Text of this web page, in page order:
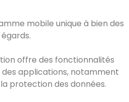
mobile unique à bien des
égards.
offre des fonctionnalités
des applications, notamment
protection des données.